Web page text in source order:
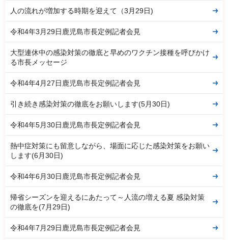
人の流れが増加する時期を迎えて（3月29日)
令和4年3月29日鹿児島市長定例記者会見
大型連休中の感染対策の徹底と早めのワクチン接種を呼びかけ
る市長メッセージ
令和4年4月27日鹿児島市長定例記者会見
引き続き感染対策の徹底をお願いします(5月30日)
令和4年5月30日鹿児島市長定例記者会見
熱中症対策にも留意しながら、場面に応じた感染対策をお願い
します(6月30日)
令和4年6月30日鹿児島市長定例記者会見
帰省シーズンを迎えるにあたって～人流の増える夏 感染対策
の徹底を(7月29日)
令和4年7月29日鹿児島市長定例記者会見